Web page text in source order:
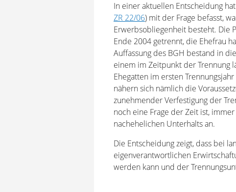
In einer aktuellen Entscheidung
ZR 22/06) mit der Frage befasst,
Erwerbsobliegenheit besteht. Die
Ende 2004 getrennt, die Ehefrau
Auffassung des BGH bestand in
einem im Zeitpunkt der Trennung
Ehegatten im ersten
nähern sich nämlich die
zunehmender Verfestigung der
noch eine Frage der Zeit ist,
nachehelichen Unterhalts an.
Die Entscheidung zeigt, dass bei
eigenverantwortlichen
werden kann und der